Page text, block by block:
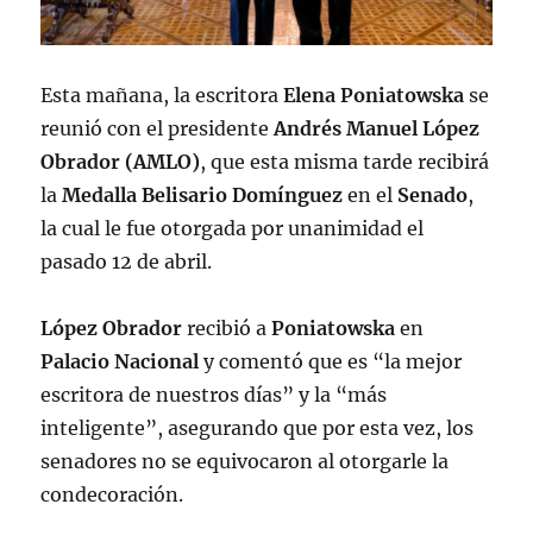
Esta mañana, la escritoraElena Poniatowska se
reunió con el presidente Andrés Manuel López
Obrador (AMLO), que esta misma tarde recibirá
laMedalla Belisario Domínguez en el Senado,
la cual le fue otorgada por unanimidad el
pasado 12 de abril.
López Obrador recibió aPoniatowskaen
Palacio Nacional y comentó que es “la mejor
escritora de nuestros días” y la “más
inteligente”, asegurando que por esta vez, los
senadores no se equivocaron al otorgarle la
condecoración.